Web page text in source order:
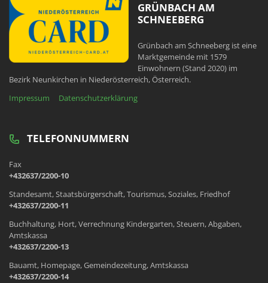
GRÜNBACH AM
SCHNEEBERG
Grünbach am Schneeberg ist eine
Marktgemeinde mit 1579
Einwohnern (Stand 2020) im
Bezirk Neunkirchen in Niederösterreich, Österreich.
Impressum
Datenschutzerklärung
TELEFONNUMMERN
Fax
+432637/2200-10
Standesamt, Staatsbürgerschaft, Tourismus, Soziales, Friedhof
+432637/2200-11
Buchhaltung, Hort, Verrechnung Kindergarten, Steuern, Abgaben,
Amtskassa
+432637/2200-13
Bauamt, Homepage, Gemeindezeitung, Amtskassa
+432637/2200-14